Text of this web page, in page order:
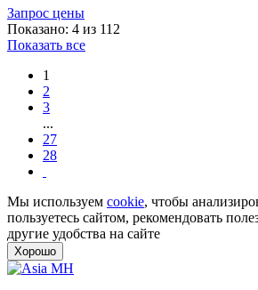
Запрос цены
Показано: 4 из 112
Показать все
1
2
3
...
27
28
Мы используем cookie, чтобы
пользуетесь сайтом, рекомендовать
другие удобства на сайте
Хорошо